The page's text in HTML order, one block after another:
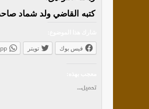
كتبه القاضي ولد شماد
فيس بوك تويتر
تحميل...